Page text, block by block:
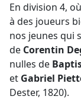
En division 4,
à des joueurs
nos jeunes qui
de Corentin
nulles de
et Gabriel
Dester, 1820).